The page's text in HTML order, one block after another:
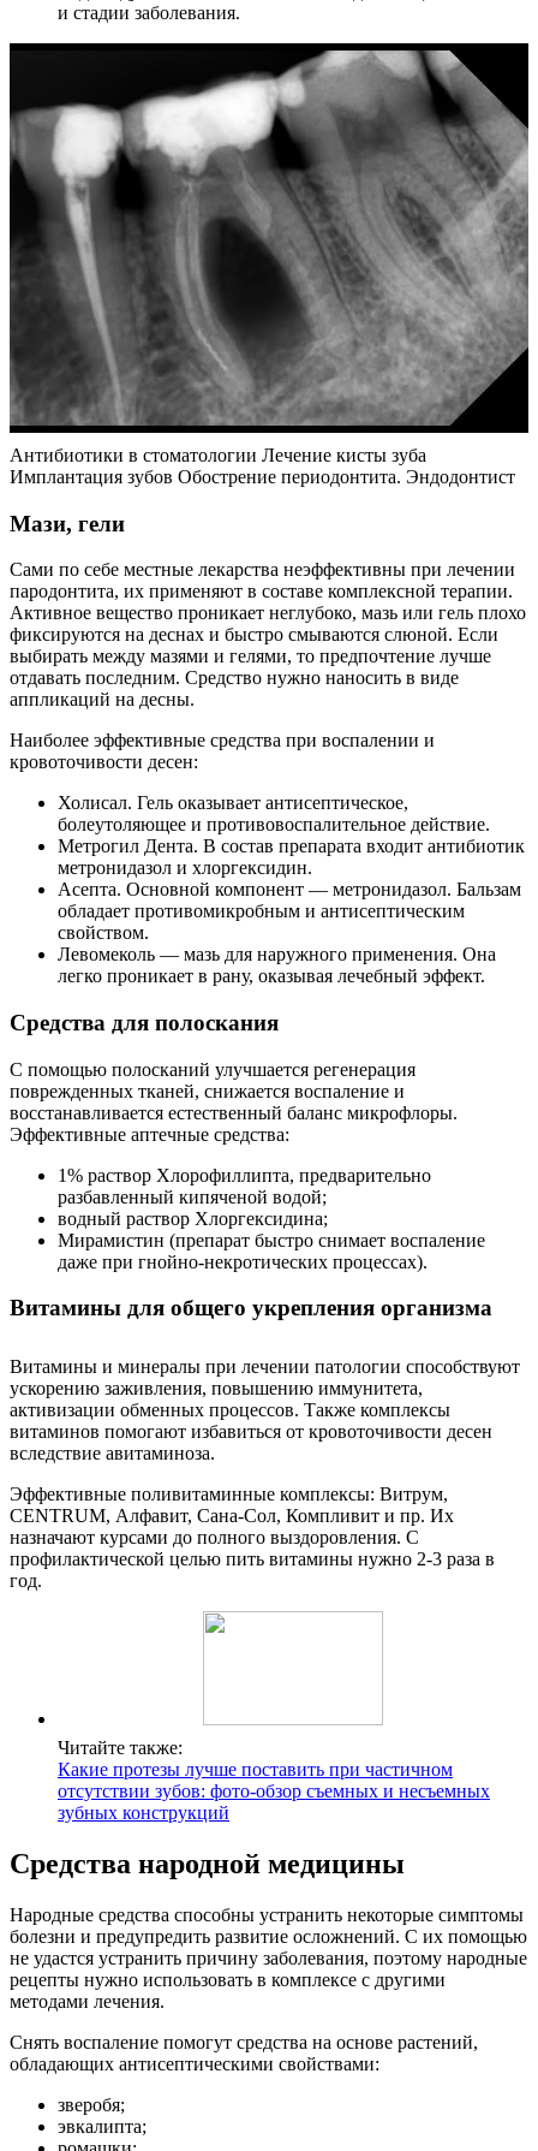
и стадии заболевания.
Антибиотики в стоматологии Лечение кисты зуба
Имплантация зубов Обострение периодонтита. Эндодонтист
Мази, гели
Сами по себе местные лекарства неэффективны при лечении
пародонтита, их применяют в составе комплексной терапии.
Активное вещество проникает неглубоко, мазь или гель плохо
фиксируются на деснах и быстро смываются слюной. Если
выбирать между мазями и гелями, то предпочтение лучше
отдавать последним. Средство нужно наносить в виде
аппликаций на десны.
Наиболее эффективные средства при воспалении и
кровоточивости десен:
Холисал. Гель оказывает антисептическое,
болеутоляющее и противовоспалительное действие.
Метрогил Дента. В состав препарата входит антибиотик
метронидазол и хлоргексидин.
Асепта. Основной компонент — метронидазол. Бальзам
обладает противомикробным и антисептическим
свойством.
Левомеколь — мазь для наружного применения. Она
легко проникает в рану, оказывая лечебный эффект.
Средства для полоскания
С помощью полосканий улучшается регенерация
поврежденных тканей, снижается воспаление и
восстанавливается естественный баланс микрофлоры.
Эффективные аптечные средства:
1% раствор Хлорофиллипта, предварительно
разбавленный кипяченой водой;
водный раствор Хлоргексидина;
Мирамистин (препарат быстро снимает воспаление
даже при гнойно-некротических процессах).
Витамины для общего укрепления организма
Витамины и минералы при лечении патологии способствуют
ускорению заживления, повышению иммунитета,
активизации обменных процессов. Также комплексы
витаминов помогают избавиться от кровоточивости десен
вследствие авитаминоза.
Эффективные поливитаминные комплексы: Витрум,
CENTRUM, Алфавит, Сана-Сол, Компливит и пр. Их
назначают курсами до полного выздоровления. С
профилактической целью пить витамины нужно 2-3 раза в
год.
Читайте также:
Какие протезы лучше поставить при частичном
отсутствии зубов: фото-обзор съемных и несъемных
зубных конструкций
Средства народной медицины
Народные средства способны устранить некоторые симптомы
болезни и предупредить развитие осложнений. С их помощью
не удастся устранить причину заболевания, поэтому народные
рецепты нужно использовать в комплексе с другими
методами лечения.
Снять воспаление помогут средства на основе растений,
обладающих антисептическими свойствами:
зверобя;
эвкалипта;